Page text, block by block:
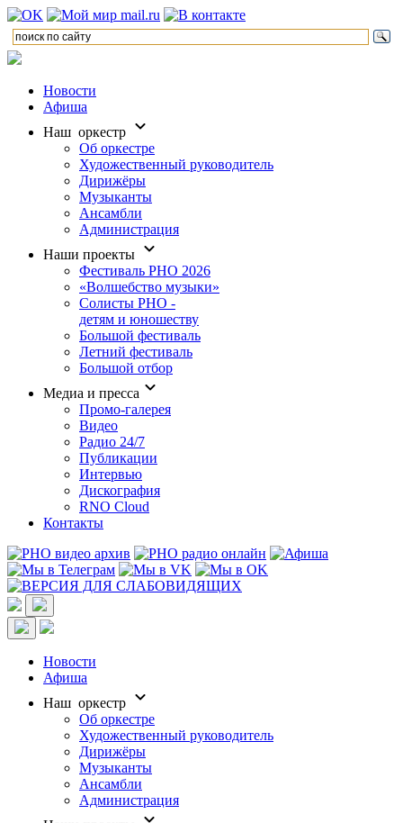
Новости
Афиша
Наш оркестр
Об оркестре
Художественный руководитель
Дирижёры
Музыканты
Ансамбли
Администрация
Наши проекты
Фестиваль РНО 2026
«Волшебство музыки»
Солисты РНО -
детям и юношеству
Большой фестиваль
Летний фестиваль
Большой отбор
Медиа и пресса
Промо-галерея
Видео
Радио 24/7
Публикации
Интервью
Дискография
RNO Cloud
Контакты
Новости
Афиша
Наш оркестр
Об оркестре
Художественный руководитель
Дирижёры
Музыканты
Ансамбли
Администрация